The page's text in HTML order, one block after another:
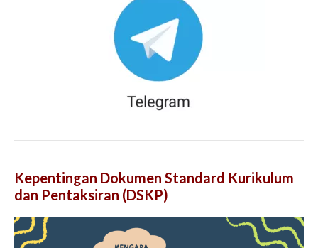
Kepentingan Dokumen Standard Kurikulum
dan Pentaksiran (DSKP)